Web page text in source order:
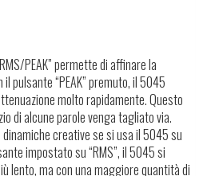
PEAK” permette di affinare la
pulsante “PEAK” premuto, il 5045
molto rapidamente. Questo
di alcune parole venga tagliato via.
creative se si usa il 5045 su
impostato su “RMS”, il 5045 si
lento, ma con una maggiore quantità di